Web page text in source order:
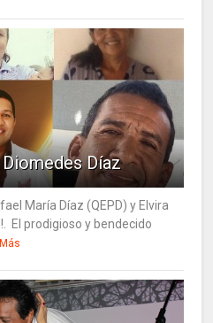
Díaz
María Díaz (QEPD) y Elvira
El prodigioso y bendecido